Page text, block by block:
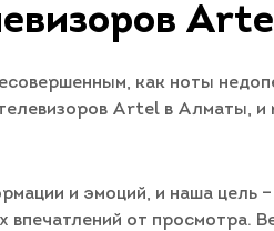
как ноты
Artel в Алматы,
и эмоций, и наша цель
впечатлений от просмотра.